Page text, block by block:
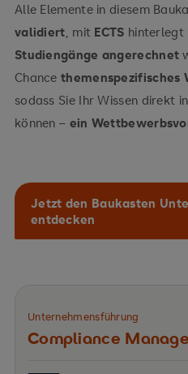
Alle Elemente in diesem
validiert, mit ECTS hinterlegt
Studiengänge angerechnet
Chancethemenspezifisches
sodass Sie Ihr Wissen direkt
können – ein
Jetzt den Baukasten
entdecken
Unternehmensführung
Compliance